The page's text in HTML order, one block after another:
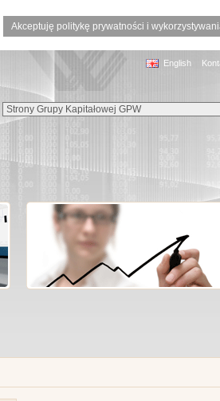
Akceptuję politykę prywatności i
English